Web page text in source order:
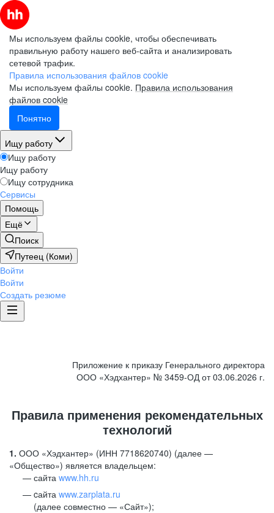
Мы используем файлы cookie, чтобы обеспечивать
правильную работу нашего веб-сайта и анализировать
сетевой трафик.
Правила использования файлов cookie
Мы используем файлы cookie. Правила использования
файлов cookie
Понятно
Ищу работу
Ищу работу
Ищу работу
Ищу сотрудника
Сервисы
Помощь
Ещё
Поиск
Путеец (Коми)
Войти
Войти
Создать резюме
Приложение к приказу Генерального директора
ООО «Хэдхантер» № 3459-ОД от 03.06.2026 г.
Правила применения рекомендательных
технологий
1. ООО «Хэдхантер» (ИНН 7718620740) (далее —
«Общество») является владельцем:
сайта www.hh.ru
cайта www.zarplata.ru
(далее совместно — «Сайт»);